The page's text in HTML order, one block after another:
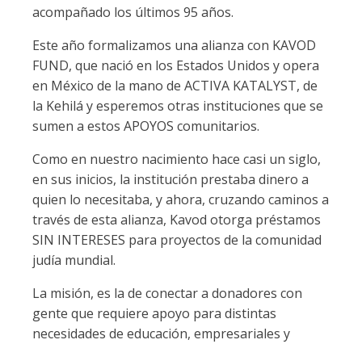
acompañado los últimos 95 años.
Este año formalizamos una alianza con KAVOD
FUND, que nació en los Estados Unidos y opera
en México de la mano de ACTIVA KATALYST, de
la Kehilá y esperemos otras instituciones que se
sumen a estos APOYOS comunitarios.
Como en nuestro nacimiento hace casi un siglo,
en sus inicios, la institución prestaba dinero a
quien lo necesitaba, y ahora, cruzando caminos a
través de esta alianza, Kavod otorga préstamos
SIN INTERESES para proyectos de la comunidad
judía mundial.
La misión, es la de conectar a donadores con
gente que requiere apoyo para distintas
necesidades de educación, empresariales y